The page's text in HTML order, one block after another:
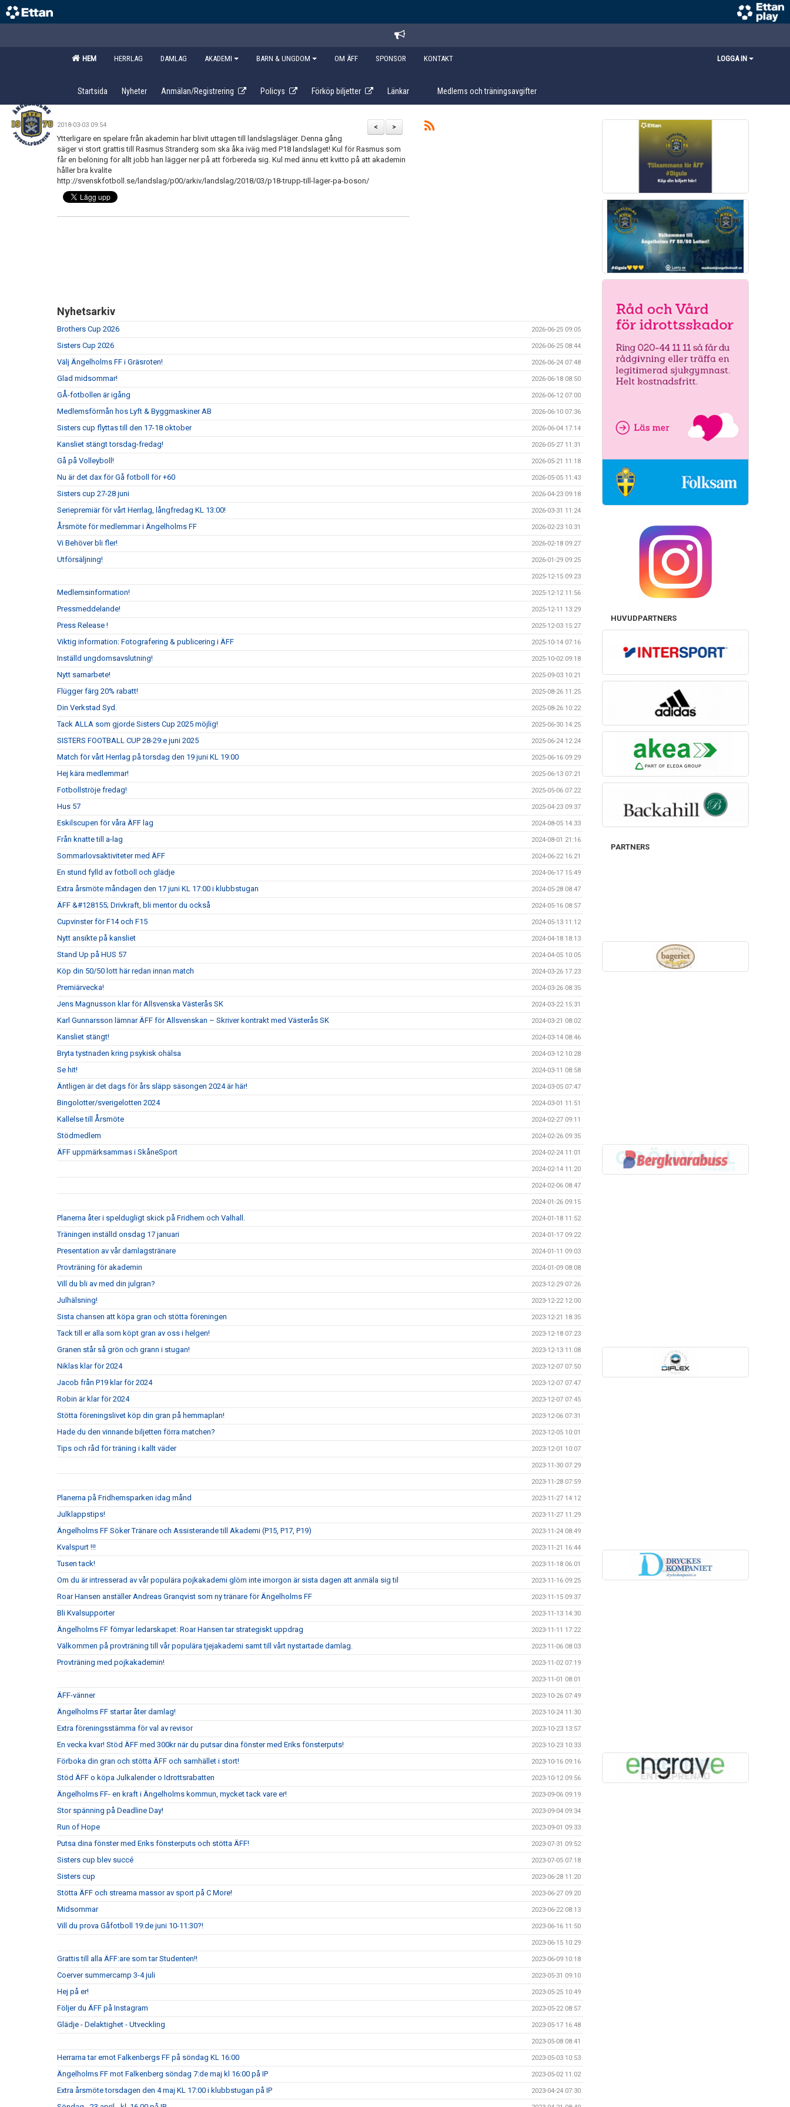
HEM HERRLAG DAMLAG AKADEMI BARN & UNGDOM OM ÄFF SPONSOR KONTAKT LOGGA IN
Startsida Nyheter Anmälan/Registrering Policys Förköp biljetter Länkar Medlems och träningsavgifter
>
<
2018-03-03 09:54
Ytterligare en spelare från akademin har blivit uttagen till landslagsläger. Denna gång
säger vi stort grattis till Rasmus Stranderg som ska åka iväg med P18 landslaget! Kul för Rasmus som
får en belöning för allt jobb han lägger ner på att förbereda sig. Kul med ännu ett kvitto på att akademin
håller bra kvalite
http://svenskfotboll.se/landslag/p00/arkiv/landslag/2018/03/p18-trupp-till-lager-pa-boson/
Nyhetsarkiv
Brothers Cup 2026 2026-06-25 09:05
Sisters Cup 2026 2026-06-25 08:44
Välj Ängelholms FF i Gräsroten! 2026-06-24 07:48
Glad midsommar! 2026-06-18 08:50
GÅ-fotbollen är igång 2026-06-12 07:00
Medlemsförmån hos Lyft & Byggmaskiner AB 2026-06-10 07:36
Sisters cup flyttas till den 17-18 oktober 2026-06-04 17:14
Kansliet stängt torsdag-fredag! 2026-05-27 11:31
Gå på Volleyboll! 2026-05-21 11:18
Nu är det dax för Gå fotboll för +60 2026-05-05 11:43
Sisters cup 27-28 juni 2026-04-23 09:18
Seriepremiär för vårt Herrlag, långfredag KL 13:00! 2026-03-31 11:24
Årsmöte för medlemmar i Ängelholms FF 2026-02-23 10:31
Vi Behöver bli fler! 2026-02-18 09:27
Utförsäljning! 2026-01-29 09:25
2025-12-15 09:23
Medlemsinformation! 2025-12-12 11:56
Pressmeddelande! 2025-12-11 13:29
Press Release ! 2025-12-03 15:27
Viktig information: Fotografering & publicering i ÄFF 2025-10-14 07:16
Inställd ungdomsavslutning! 2025-10-02 09:18
Nytt samarbete! 2025-09-03 10:21
Flügger färg 20% rabatt! 2025-08-26 11:25
Din Verkstad Syd. 2025-08-26 10:22
Tack ALLA som gjorde Sisters Cup 2025 möjlig! 2025-06-30 14:25
SISTERS FOOTBALL CUP 28-29:e juni 2025 2025-06-24 12:24
Match för vårt Herrlag på torsdag den 19 juni KL 19:00 2025-06-16 09:29
Hej kära medlemmar! 2025-06-13 07:21
Fotbollströje fredag! 2025-05-06 07:22
Hus 57 2025-04-23 09:37
Eskilscupen för våra ÄFF lag 2024-08-05 14:33
Från knatte till a-lag 2024-08-01 21:16
Sommarlovsaktiviteter med ÄFF 2024-06-22 16:21
En stund fylld av fotboll och glädje 2024-06-17 15:49
Extra årsmöte måndagen den 17 juni KL 17:00 i klubbstugan 2024-05-28 08:47
ÄFF &#128155; Drivkraft, bli mentor du också 2024-05-16 08:57
Cupvinster för F14 och F15 2024-05-13 11:12
Nytt ansikte på kansliet 2024-04-18 18:13
Stand Up på HUS 57 2024-04-05 10:05
Köp din 50/50 lott här redan innan match 2024-03-26 17:23
Premiärvecka! 2024-03-26 08:35
Jens Magnusson klar för Allsvenska Västerås SK 2024-03-22 15:31
Karl Gunnarsson lämnar ÄFF för Allsvenskan – Skriver kontrakt med Västerås SK 2024-03-21 08:02
Kansliet stängt! 2024-03-14 08:46
Bryta tystnaden kring psykisk ohälsa 2024-03-12 10:28
Se hit! 2024-03-11 08:58
Äntligen är det dags för års släpp säsongen 2024 är här! 2024-03-05 07:47
Bingolotter/sverigelotten 2024 2024-03-01 11:51
Kallelse till Årsmöte 2024-02-27 09:11
Stödmedlem 2024-02-26 09:35
ÄFF uppmärksammas i SkåneSport 2024-02-24 11:01
2024-02-14 11:20
2024-02-06 08:47
2024-01-26 09:15
Planerna åter i speldugligt skick på Fridhem och Valhall. 2024-01-18 11:52
Träningen inställd onsdag 17 januari 2024-01-17 09:22
Presentation av vår damlagstränare 2024-01-11 09:03
Provträning för akademin 2024-01-09 08:08
Vill du bli av med din julgran? 2023-12-29 07:26
Julhälsning! 2023-12-22 12:00
Sista chansen att köpa gran och stötta föreningen 2023-12-21 18:35
Tack till er alla som köpt gran av oss i helgen! 2023-12-18 07:23
Granen står så grön och grann i stugan! 2023-12-13 11:08
Niklas klar för 2024 2023-12-07 07:50
Jacob från P19 klar för 2024 2023-12-07 07:47
Robin är klar för 2024 2023-12-07 07:45
Stötta föreningslivet köp din gran på hemmaplan! 2023-12-06 07:31
Hade du den vinnande biljetten förra matchen? 2023-12-05 10:01
Tips och råd för träning i kallt väder 2023-12-01 10:07
2023-11-30 07:29
2023-11-28 07:59
Planerna på Fridhemsparken idag månd 2023-11-27 14:12
Julklappstips! 2023-11-27 11:29
Ängelholms FF Söker Tränare och Assisterande till Akademi (P15, P17, P19) 2023-11-24 08:49
Kvalspurt !!! 2023-11-21 16:44
Tusen tack! 2023-11-18 06:01
Om du är intresserad av vår populära pojkakademi glöm inte imorgon är sista dagen att anmäla sig til 2023-11-16 09:25
Roar Hansen anställer Andreas Granqvist som ny tränare för Ängelholms FF 2023-11-15 09:37
Bli Kvalsupporter 2023-11-13 14:30
Ängelholms FF förnyar ledarskapet: Roar Hansen tar strategiskt uppdrag 2023-11-11 17:22
Välkommen på provträning till vår populära tjejakademi samt till vårt nystartade damlag. 2023-11-06 08:03
Provträning med pojkakademin! 2023-11-02 07:19
2023-11-01 08:01
ÄFF-vänner 2023-10-26 07:49
Ängelholms FF startar åter damlag! 2023-10-24 11:30
Extra föreningsstämma för val av revisor 2023-10-23 13:57
En vecka kvar! Stöd ÄFF med 300kr när du putsar dina fönster med Eriks fönsterputs! 2023-10-23 10:33
Förboka din gran och stötta ÄFF och samhället i stort! 2023-10-16 09:16
Stöd ÄFF o köpa Julkalender o Idrottsrabatten 2023-10-12 09:56
Ängelholms FF- en kraft i Ängelholms kommun, mycket tack vare er! 2023-09-06 09:19
Stor spänning på Deadline Day! 2023-09-04 09:34
Run of Hope 2023-09-01 09:33
Putsa dina fönster med Eriks fönsterputs och stötta ÄFF! 2023-07-31 09:52
Sisters cup blev succé 2023-07-05 07:18
Sisters cup 2023-06-28 11:20
Stötta ÄFF och streama massor av sport på C More! 2023-06-27 09:20
Midsommar 2023-06-22 08:13
Vill du prova Gåfotboll 19:de juni 10-11:30?! 2023-06-16 11:50
2023-06-15 10:29
Grattis till alla ÄFF:are som tar Studenten!! 2023-06-09 10:18
Coerver summercamp 3-4 juli 2023-05-31 09:10
Hej på er! 2023-05-25 10:49
Följer du ÄFF på Instagram 2023-05-22 08:57
Glädje - Delaktighet - Utveckling 2023-05-17 16:48
2023-05-08 08:41
Herrarna tar emot Falkenbergs FF på söndag KL 16:00 2023-05-03 10:53
Ängelholms FF mot Falkenberg söndag 7:de maj kl 16:00 på IP 2023-05-02 11:02
Extra årsmöte torsdagen den 4 maj KL 17:00 i klubbstugan på IP 2023-04-24 07:30
HUVUDPARTNERS
PARTNERS